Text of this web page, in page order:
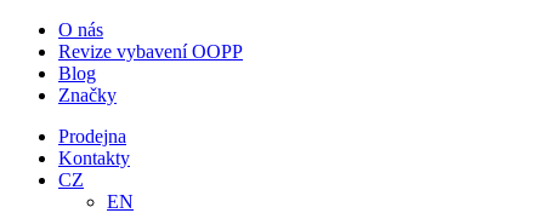
O nás
Revize vybavení OOPP
Blog
Značky
Prodejna
Kontakty
CZ
EN